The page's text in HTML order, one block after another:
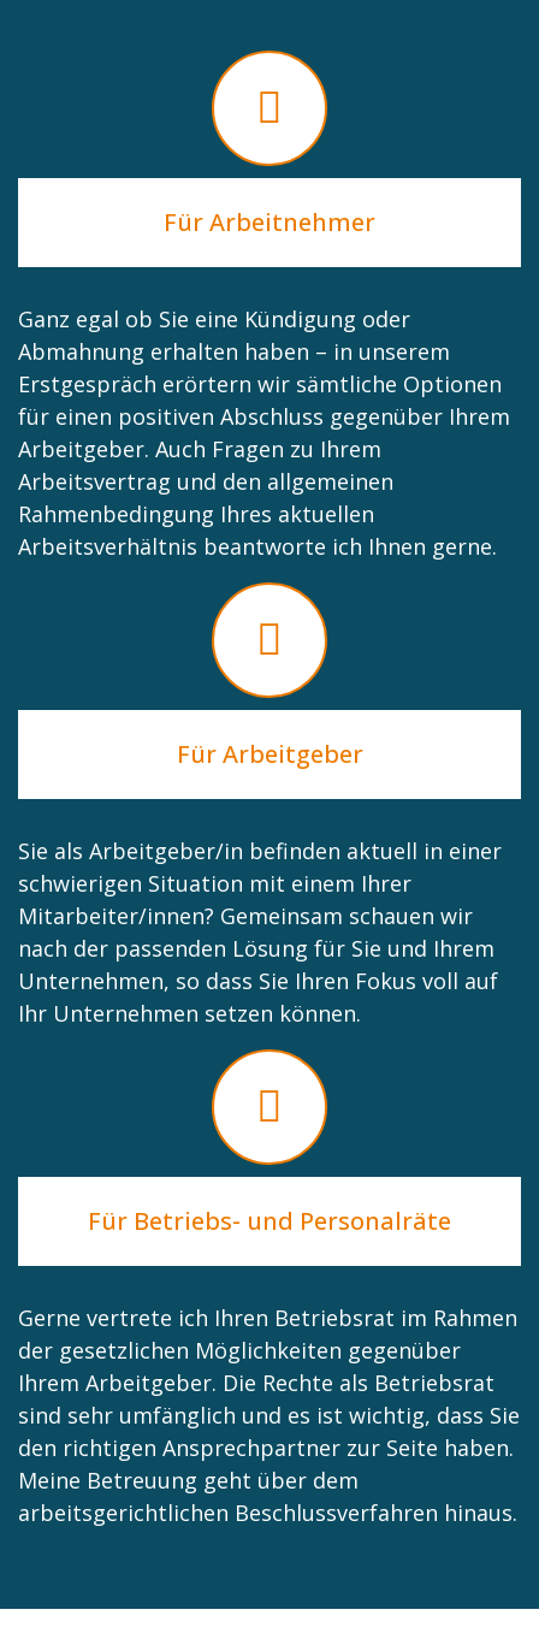
Für Arbeitnehmer
Ganz egal ob Sie eine Kündigung oder
Abmahnung erhalten haben – in unserem
Erstgespräch erörtern wir sämtliche Optionen
für einen positiven Abschluss gegenüber Ihrem
Arbeitgeber. Auch Fragen zu Ihrem
Arbeitsvertrag und den allgemeinen
Rahmenbedingung Ihres aktuellen
Arbeitsverhältnis beantworte ich Ihnen gerne.
Für Arbeitgeber
Sie als Arbeitgeber/in befinden aktuell in einer
schwierigen Situation mit einem Ihrer
Mitarbeiter/innen? Gemeinsam schauen wir
nach der passenden Lösung für Sie und Ihrem
Unternehmen, so dass Sie Ihren Fokus voll auf
Ihr Unternehmen setzen können.
Für Betriebs- und Personalräte
Gerne vertrete ich Ihren Betriebsrat im Rahmen
der gesetzlichen Möglichkeiten gegenüber
Ihrem Arbeitgeber. Die Rechte als Betriebsrat
sind sehr umfänglich und es ist wichtig, dass Sie
den richtigen Ansprechpartner zur Seite haben.
Meine Betreuung geht über dem
arbeitsgerichtlichen Beschlussverfahren hinaus.